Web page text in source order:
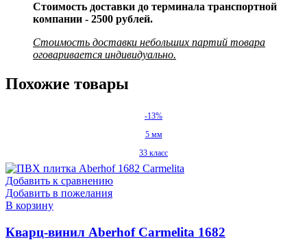
Стоимость доставки до терминала транспортной
компании - 2500 рублей.
Стоимость доставки небольших партий товара
оговаривается индивидуально.
Похожие товары
-13%
5 мм
33 класс
Добавить к сравнению
Добавить в пожелания
В корзину
Кварц-винил Aberhof Carmelita 1682